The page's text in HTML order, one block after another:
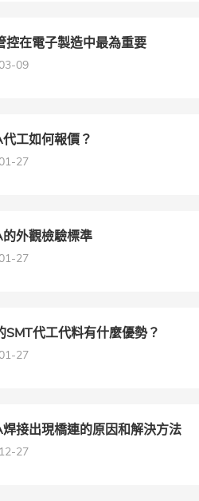
控在電子製造中最為重要
09
工如何報價？
27
外觀檢驗標準
27
SMT代工代料有什麼優勢？
27
接出現橋連的原因和解決方法
27